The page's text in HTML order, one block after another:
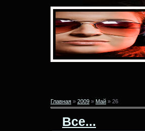
Главная » 2009 » Май » 26
Все...